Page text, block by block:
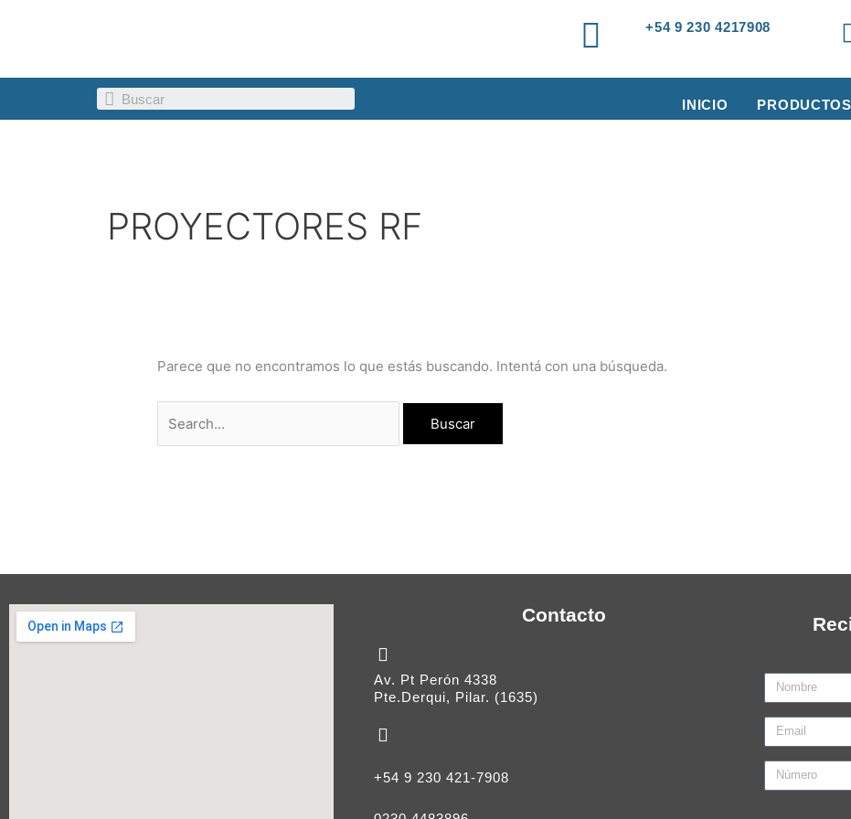
+54 9 230 4217908
Search INICIO PRODUCTOS
PROYECTORES RF
Parece que no encontramos lo que estás buscando. Intentá con una búsqueda.
Contacto
Av. Pt Perón 4338
Pte.Derqui, Pilar. (1635)
+54 9 230 421-7908
Nombre
Email